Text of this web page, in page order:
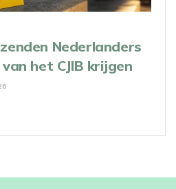
Nederlanders
het CJIB krijgen